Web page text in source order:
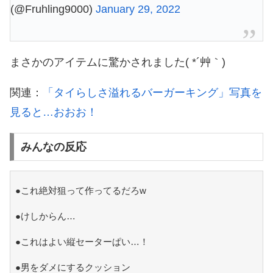
(@Fruhling9000) January 29, 2022
まさかのアイテムに驚かされました( *´艸｀)
関連：
「タイらしさ溢れるバーガーキング」写真を
見ると…おおお！
みんなの反応
●これ絶対狙って作ってるだろw
●けしからん…
●これはよい縦セーターぱい…！
●男をダメにするクッション